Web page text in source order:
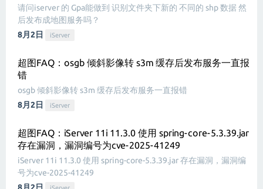
请问iserver 的 Gpa能做到 识别文件夹下新的 不同的 shp 数据 然
后发布成地图服务吗？
8月2日
iServer
超图FAQ：osgb 倾斜影像转 s3m 缓存后发布服务一直报
错
osgb 倾斜影像转 s3m 缓存后发布服务一直报错
8月2日
iServer
超图FAQ：iServer 11i 11.3.0 使用 spring-core-5.3.39.jar
存在漏洞，漏洞编号为cve-2025-41249
iServer 11i 11.3.0 使用 spring-core-5.3.39.jar 存在漏洞，漏洞编
号为cve-2025-41249